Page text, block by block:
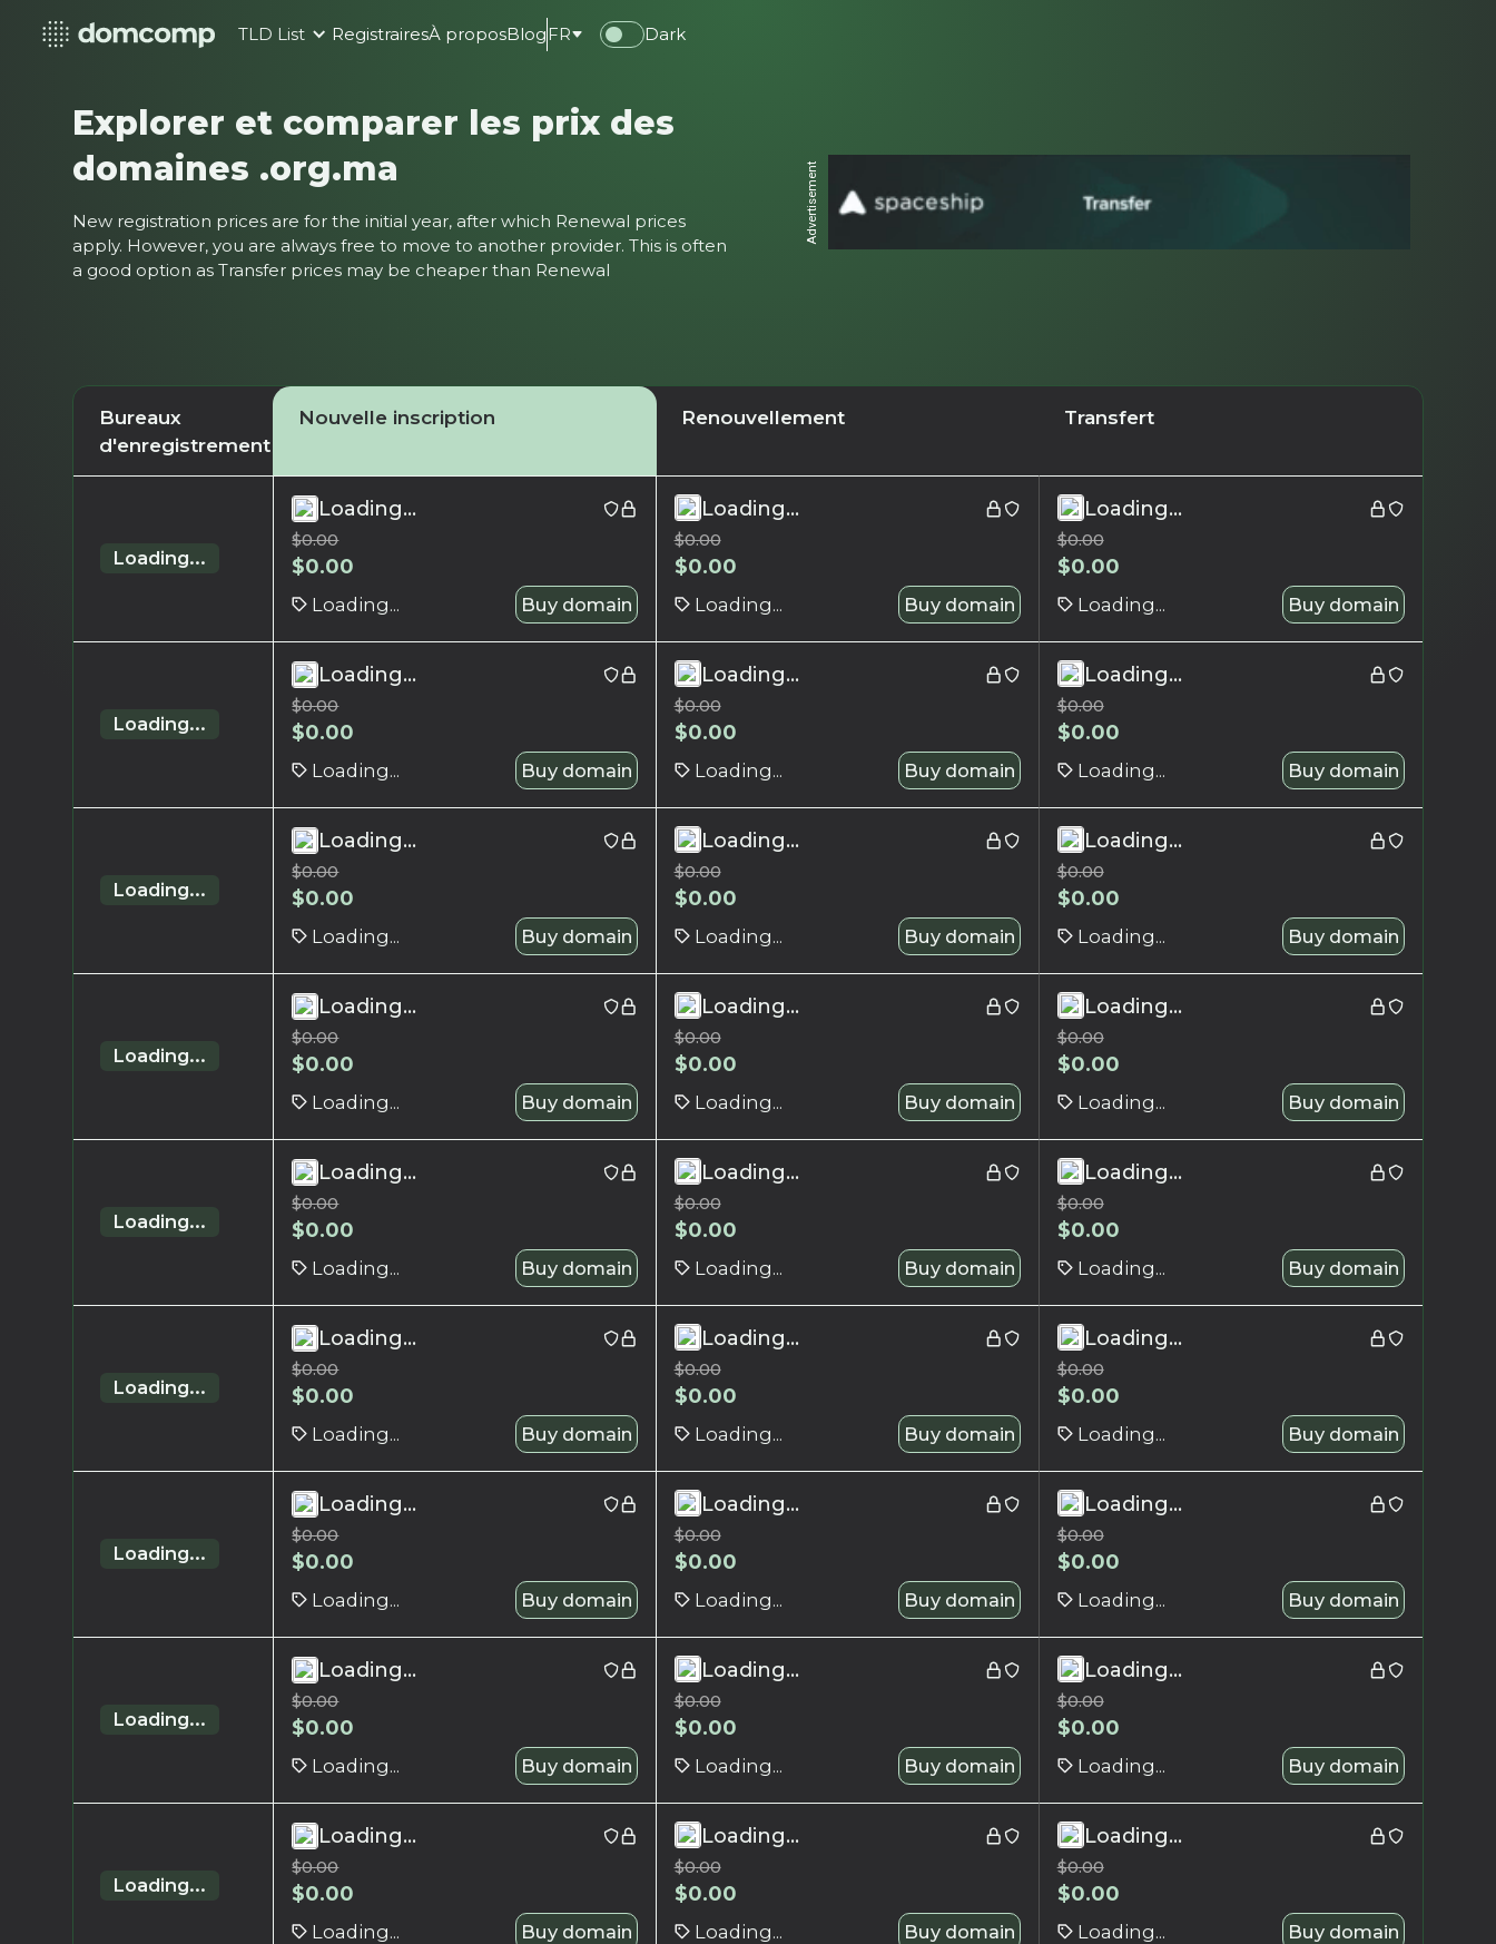
TLD List RegistrairesÀ proposBlog FR Dark
Explorer et comparer les prix des
domaines .org.ma
New registration prices are for the initial year, after which Renewal prices
apply. However, you are always free to move to another provider. This is often
a good option as Transfer prices may be cheaper than Renewal
Advertisement
Bureaux
d'enregistrement
Nouvelle inscription Renouvellement Transfert
Loading...
Loading...
$0.00
$0.00
Loading... Buy domain
Loading...
$0.00
$0.00
Loading... Buy domain
Loading...
$0.00
$0.00
Loading... Buy domain
Loading...
Loading...
$0.00
$0.00
Loading... Buy domain
Loading...
$0.00
$0.00
Loading... Buy domain
Loading...
$0.00
$0.00
Loading... Buy domain
Loading...
Loading...
$0.00
$0.00
Loading... Buy domain
Loading...
$0.00
$0.00
Loading... Buy domain
Loading...
$0.00
$0.00
Loading... Buy domain
Loading...
Loading...
$0.00
$0.00
Loading... Buy domain
Loading...
$0.00
$0.00
Loading... Buy domain
Loading...
$0.00
$0.00
Loading... Buy domain
Loading...
Loading...
$0.00
$0.00
Loading... Buy domain
Loading...
$0.00
$0.00
Loading... Buy domain
Loading...
$0.00
$0.00
Loading... Buy domain
Loading...
Loading...
$0.00
$0.00
Loading... Buy domain
Loading...
$0.00
$0.00
Loading... Buy domain
Loading...
$0.00
$0.00
Loading... Buy domain
Loading...
Loading...
$0.00
$0.00
Loading... Buy domain
Loading...
$0.00
$0.00
Loading... Buy domain
Loading...
$0.00
$0.00
Loading... Buy domain
Loading...
Loading...
$0.00
$0.00
Loading... Buy domain
Loading...
$0.00
$0.00
Loading... Buy domain
Loading...
$0.00
$0.00
Loading... Buy domain
Loading...
Loading...
$0.00
$0.00
Loading... Buy domain
Loading...
$0.00
$0.00
Loading... Buy domain
Loading...
$0.00
$0.00
Loading... Buy domain